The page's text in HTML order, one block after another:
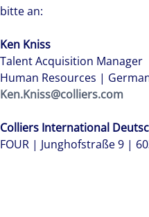
bitte an:
Ken Kniss
Talent Acquisition Manager
Human Resources |
Ken.Kniss@colliers.com
Colliers International
FOUR | Junghofstraße 9 |